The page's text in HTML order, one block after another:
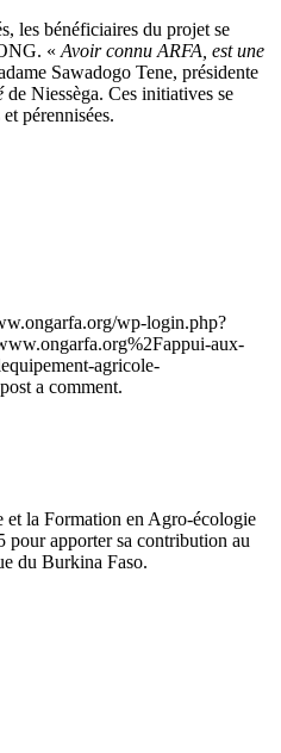
les bénéficiaires du projet se
« Avoir connu ARFA, est une
Sawadogo Tene, présidente
de Niessèga. Ces initiatives se
pérennisées.
wp-login.php?
aux-
agricole-
a comment.
et la Formation en Agro-écologie
pour apporter sa contribution au
du Burkina Faso.